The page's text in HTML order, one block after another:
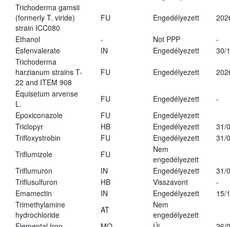
Trichoderma gamsii
(formerly T. viride)
strain ICC080
FU Engedélyezett
Ethanol - Not PPP
-
Esfenvalerate
IN Engedélyezett
30/
Trichoderma
harzianum strains T-
22 and ITEM 908
FU Engedélyezett
Equisetum arvense
L.
FU Engedélyezett
-
Epoxiconazole
FU
Engedélyezett
Triclopyr
HB Engedélyezett
31/
Trifloxystrobin
FU Engedélyezett
31/
Triflumizole
FU
Nem
engedélyezett
Triflumuron
IN Engedélyezett
31/
Triflusulfuron
HB Visszavont
-
Emamectin
IN Engedélyezett
15/
Trimethylamine
hydrochloride
AT
Nem
engedélyezett